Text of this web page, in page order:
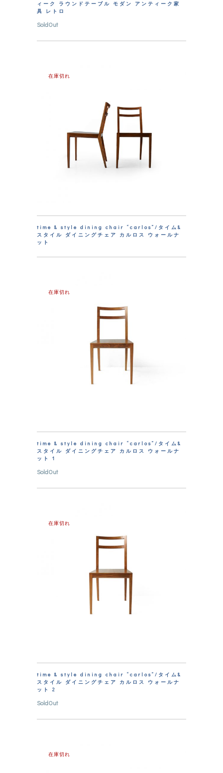
ィーク ラウンドテーブル モダン アンティーク家
具 レトロ
SoldOut
在庫切れ
time & style dining chair “carlos”/タイム&
スタイル ダイニングチェア カルロス ウォールナ
ット
在庫切れ
time & style dining chair “carlos”/タイム&
スタイル ダイニングチェア カルロス ウォールナ
ット 1
SoldOut
在庫切れ
time & style dining chair “carlos”/タイム&
スタイル ダイニングチェア カルロス ウォールナ
ット 2
SoldOut
在庫切れ